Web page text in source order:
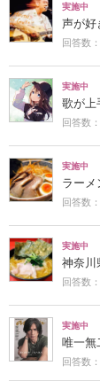
実施中
声が好
回答数
実施中
歌が上
回答数
実施中
ラーメ
回答数
実施中
神奈川
回答数
実施中
唯一無
回答数